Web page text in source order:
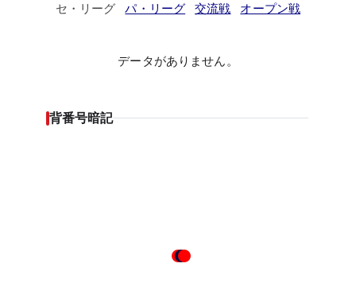
セ・リーグ
パ・リーグ 交流戦 オープン戦
データがありません。
背番号暗記